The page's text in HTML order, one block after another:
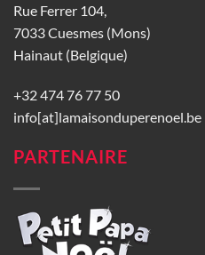
Rue Ferrer 104,
7033 Cuesmes (Mons)
Hainaut (Belgique)
+32 474 76 77 50
info[at]lamaisonduperenoel.be
PARTENAIRE